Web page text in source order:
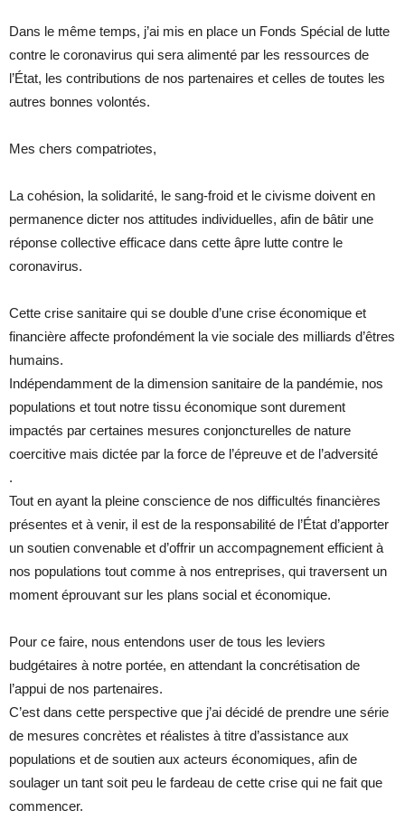
Dans le même temps, j’ai mis en place un Fonds Spécial de lutte
contre le coronavirus qui sera alimenté par les ressources de
l’État, les contributions de nos partenaires et celles de toutes les
autres bonnes volontés.
Mes chers compatriotes,
La cohésion, la solidarité, le sang-froid et le civisme doivent en
permanence dicter nos attitudes individuelles, afin de bâtir une
réponse collective efficace dans cette âpre lutte contre le
coronavirus.
Cette crise sanitaire qui se double d’une crise économique et
financière affecte profondément la vie sociale des milliards d’êtres
humains.
Indépendamment de la dimension sanitaire de la pandémie, nos
populations et tout notre tissu économique sont durement
impactés par certaines mesures conjoncturelles de nature
coercitive mais dictée par la force de l’épreuve et de l’adversité
.
Tout en ayant la pleine conscience de nos difficultés financières
présentes et à venir, il est de la responsabilité de l’État d’apporter
un soutien convenable et d’offrir un accompagnement efficient à
nos populations tout comme à nos entreprises, qui traversent un
moment éprouvant sur les plans social et économique.
Pour ce faire, nous entendons user de tous les leviers
budgétaires à notre portée, en attendant la concrétisation de
l’appui de nos partenaires.
C’est dans cette perspective que j’ai décidé de prendre une série
de mesures concrètes et réalistes à titre d’assistance aux
populations et de soutien aux acteurs économiques, afin de
soulager un tant soit peu le fardeau de cette crise qui ne fait que
commencer.